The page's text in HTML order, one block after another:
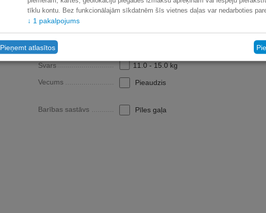
Zīmols
Svars 11.0 - 15.0 kg
Vecums Pieaudzis
Barības sastāvs Pīles gaļa
tīklu kontu. Bez funkcionālajām sīkdatnēm šīs vietnes daļas var nedarboties
↓ 1 pakalpojums
Pieņemt atlasītos